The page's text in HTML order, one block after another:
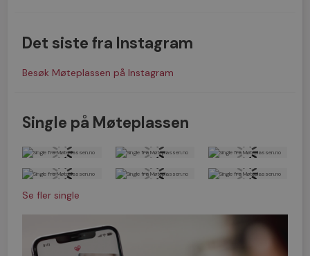
Det siste fra Instagram
Besøk Møteplassen på Instagram
Single på Møteplassen
Se fler single